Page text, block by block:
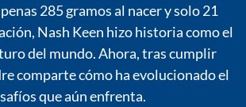
285 gramos al nacer y solo 21
Nash Keen hizo historia como el
del mundo. Ahora, tras cumplir
comparte cómo ha evolucionado el
que aún enfrenta.